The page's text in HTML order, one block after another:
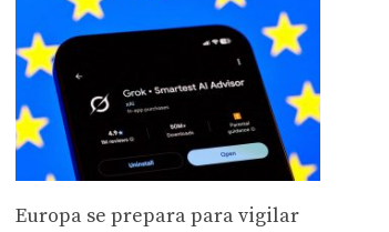
Europa se prepara para vigilar